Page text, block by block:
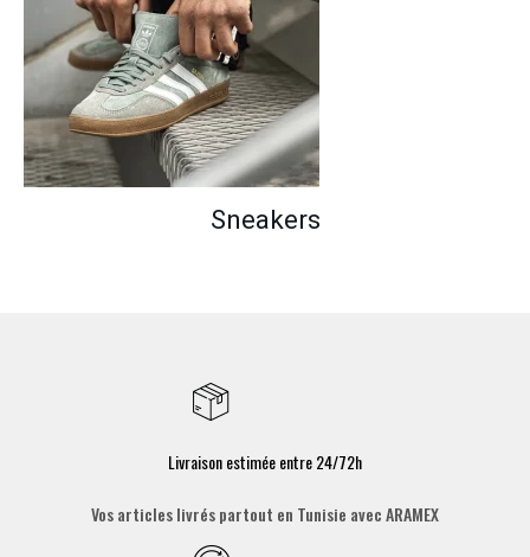
Sneakers
Livraison estimée entre 24/72h
Vos articles livrés partout en Tunisie avec ARAMEX